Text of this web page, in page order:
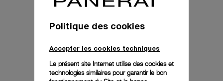
Politique des cookies
Accepter les cookies techniques
Le présent site Internet utilise des cookies et
technologies similaires pour garantir le bon